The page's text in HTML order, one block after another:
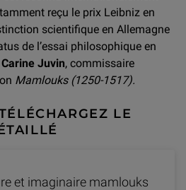
reçu le prix Leibniz en
scientifique en Allemagne
de l’essai philosophique en
Carine Juvin, commissaire
Mamlouks (1250-1517).
LE
et imaginaire mamlouks